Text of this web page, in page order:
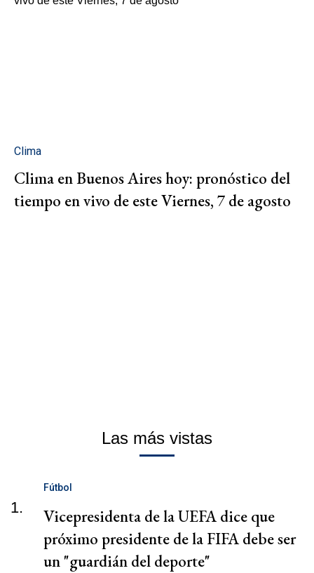
Clima
Clima en Buenos Aires hoy: pronóstico del
tiempo en vivo de este Viernes, 7 de agosto
Las más vistas
1.
Fútbol
Vicepresidenta de la UEFA dice que
próximo presidente de la FIFA debe ser
un "guardián del deporte"